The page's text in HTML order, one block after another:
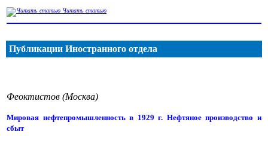
Читать статью
Публикации Иностранного отдела
Феоктистов (Москва)
Мировая нефтепромышленность в 1929 г. Нефтяное производство и
сбыт